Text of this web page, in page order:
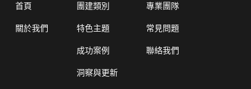
首頁
關於我們
團建類別
特色主題
成功案例
洞察與更新
專業團隊
常見問題
聯絡我們